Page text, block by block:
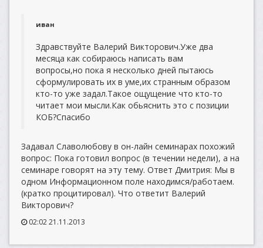
иван
Здравствуйте Валерий Викторович.Уже два
месяца как собираюсь написать вам
вопросы,но пока я несколько дней пытаюсь
сформулировать их в уме,их странным образом
кто-то уже задал.Такое ощущение что кто-то
читает мои мысли.Как обьяснить это с позиции
КОБ?Спасибо
Задавал Славолюбову в он-лайн семинарах похожий
вопрос: Пока готовил вопрос (в течении недели), а на
семинаре говорят на эту тему. Ответ Дмитрия: Мы в
одном Информационном поле находимся/работаем.
(кратко процитировал). Что ответит Валерий
Викторович?
02:02 21.11.2013